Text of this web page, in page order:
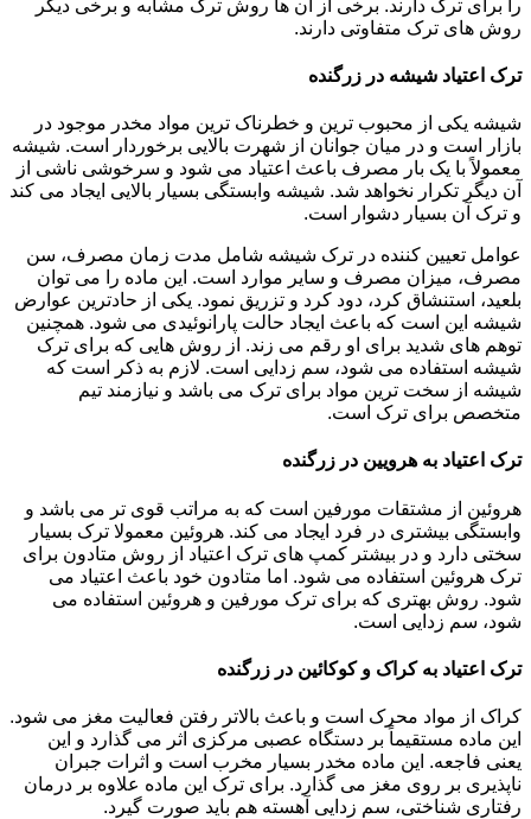
را برای ترک دارند. برخی از آن ها روش ترک مشابه و برخی دیگر
روش های ترک متفاوتی دارند.
ترک اعتیاد شیشه در زرگنده
شیشه یکی از محبوب ترین و خطرناک ترین مواد مخدر موجود در
بازار است و در میان جوانان از شهرت بالایی برخوردار است. شیشه
معمولاً با یک بار مصرف باعث اعتیاد می شود و سرخوشی ناشی از
آن دیگر تکرار نخواهد شد. شیشه وابستگی بسیار بالایی ایجاد می کند
و ترک آن بسیار دشوار است.
عوامل تعیین کننده در ترک شیشه شامل مدت زمان مصرف، سن
مصرف، میزان مصرف و سایر موارد است. این ماده را می توان
بلعید، استنشاق کرد، دود کرد و تزریق نمود. یکی از حادترین عوارض
شیشه این است که باعث ایجاد حالت پارانوئیدی می شود. همچنین
توهم های شدید برای او رقم می زند. از روش هایی که برای ترک
شیشه استفاده می شود، سم زدایی است. لازم به ذکر است که
شیشه از سخت ترین مواد برای ترک می باشد و نیازمند تیم
متخصص برای ترک است.
ترک اعتیاد به هرویین در زرگنده
هروئین از مشتقات مورفین است که به مراتب قوی تر می باشد و
وابستگی بیشتری در فرد ایجاد می کند. هروئین معمولا ترک بسیار
سختی دارد و در بیشتر کمپ های ترک اعتیاد از روش متادون برای
ترک هروئین استفاده می شود. اما متادون خود باعث اعتیاد می
شود. روش بهتری که برای ترک مورفین و هروئین استفاده می
شود، سم زدایی است.
ترک اعتیاد به کراک و کوکائین در زرگنده
کراک از مواد محرک است و باعث بالاتر رفتن فعالیت مغز می شود.
این ماده مستقیماً بر دستگاه عصبی مرکزی اثر می گذارد و این
یعنی فاجعه. این ماده مخدر بسیار مخرب است و اثرات جبران
ناپذیری بر روی مغز می گذارد. برای ترک این ماده علاوه بر درمان
رفتاری شناختی، سم زدایی آهسته هم باید صورت گیرد.